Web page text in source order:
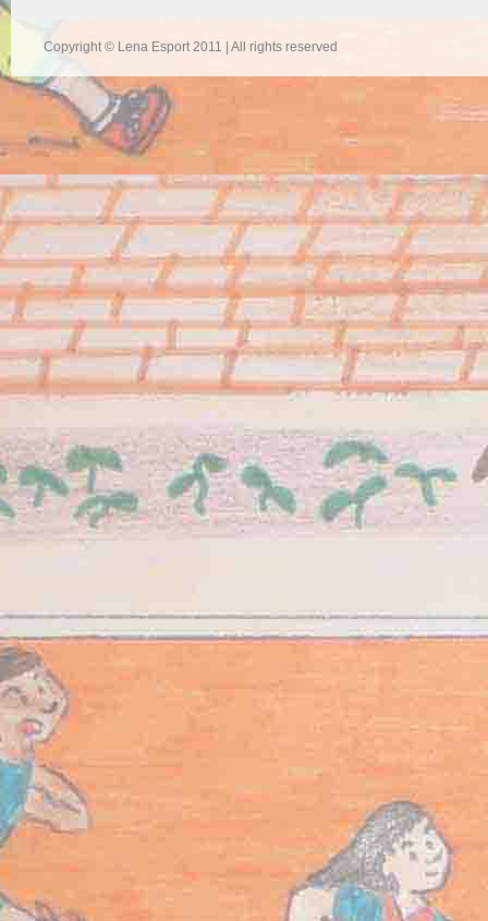
Copyright © Lena Esport 2011 | All rights reserved